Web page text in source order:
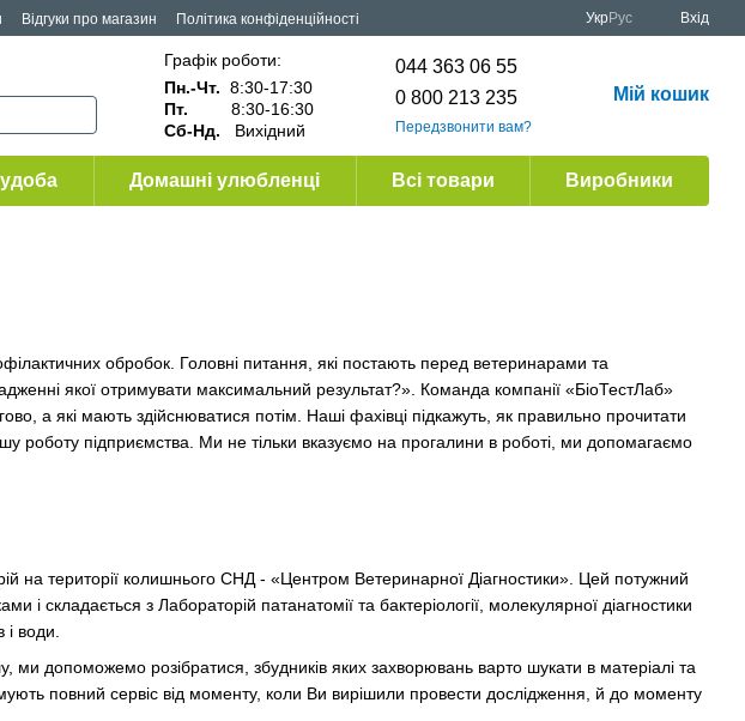
Відгуки про магазин
Політика конфіденційності
УкрРус Вхід
Графік роботи:
Пн.-Чт. 8:30-17:30
Пт.
8:30-16:30
Сб-Нд. Вихідний
044 363 06 55
0 800 213 235
Передзвонити вам?
Мій кошик
Домашні улюбленці Всі товари Виробники
обробок. Головні питання, які постають перед ветеринарами та
якої отримувати максимальний результат?». Команда компанії «БіоТестЛаб»
а які мають здійснюватися потім. Наші фахівці підкажуть, як правильно прочитати
роботу підприємства. Ми не тільки вказуємо на прогалини в роботі, ми допомагаємо
на території колишнього СНД - «Центром Ветеринарної Діагностики». Цей потужний
і складається з Лабораторій патанатомії та бактеріології, молекулярної діагностики
і води.
ми допоможемо розібратися, збудників яких захворювань варто шукати в матеріалі та
повний сервіс від моменту, коли Ви вирішили провести дослідження, й до моменту